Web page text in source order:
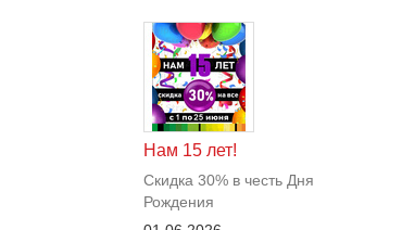
Нам 15 лет!
Скидка 30% в честь Дня
Рождения